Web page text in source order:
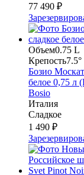
77 490 ₽
Объем0.75 L
Крепость7.5°
Бозио
белое 0,75 л
Bosio
Италия
Сладкое
1 490 ₽